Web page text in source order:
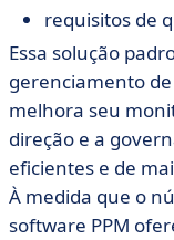
requisitos de
Essa solução
gerenciamento
melhora seu
direção e a
eficientes e de
À medida que o
software PPM